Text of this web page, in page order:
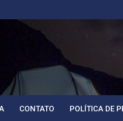
CONTATO POLÍTICA DE